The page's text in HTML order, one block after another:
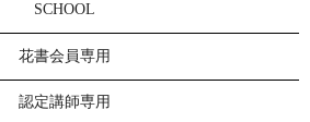
SCHOOL
花書会員専用
認定講師専用